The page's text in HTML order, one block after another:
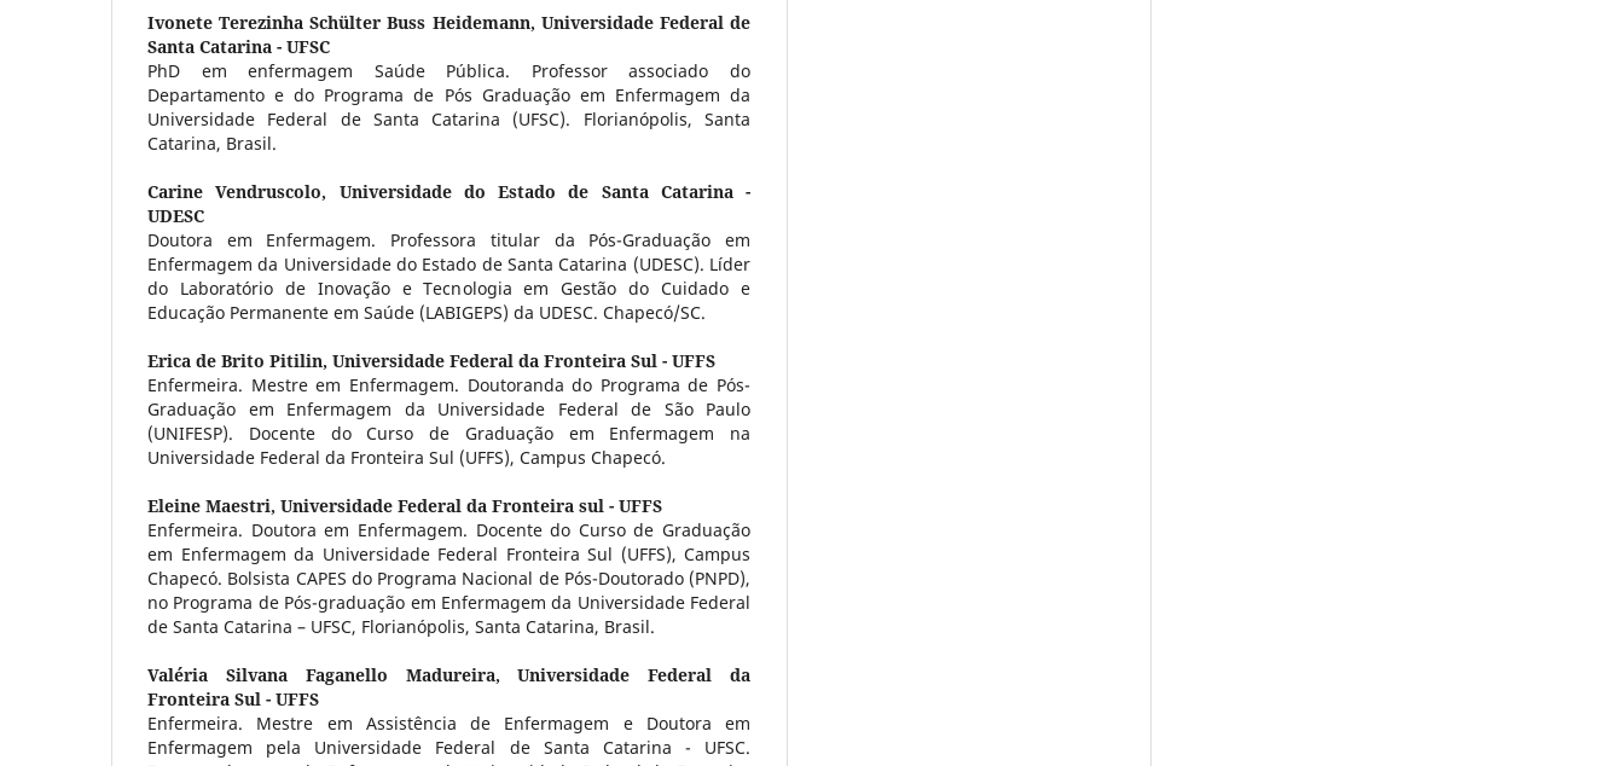
Ivonete Terezinha Schülter Buss Heidemann, Universidade Federal de
Santa Catarina - UFSC
PhD em enfermagem Saúde Pública. Professor associado do
Departamento e do Programa de Pós Graduação em Enfermagem da
Universidade Federal de Santa Catarina (UFSC). Florianópolis, Santa
Catarina, Brasil.
Carine Vendruscolo, Universidade do Estado de Santa Catarina -
UDESC
Doutora em Enfermagem. Professora titular da Pós-Graduação em
Enfermagem da Universidade do Estado de Santa Catarina (UDESC). Líder
do Laboratório de Inovação e Tecnologia em Gestão do Cuidado e
Educação Permanente em Saúde (LABIGEPS) da UDESC. Chapecó/SC.
Erica de Brito Pitilin, Universidade Federal da Fronteira Sul - UFFS
Enfermeira. Mestre em Enfermagem. Doutoranda do Programa de Pós-
Graduação em Enfermagem da Universidade Federal de São Paulo
(UNIFESP). Docente do Curso de Graduação em Enfermagem na
Universidade Federal da Fronteira Sul (UFFS), Campus Chapecó.
Eleine Maestri, Universidade Federal da Fronteira sul - UFFS
Enfermeira. Doutora em Enfermagem. Docente do Curso de Graduação
em Enfermagem da Universidade Federal Fronteira Sul (UFFS), Campus
Chapecó. Bolsista CAPES do Programa Nacional de Pós-Doutorado (PNPD),
no Programa de Pós-graduação em Enfermagem da Universidade Federal
de Santa Catarina – UFSC, Florianópolis, Santa Catarina, Brasil.
Valéria Silvana Faganello Madureira,Universidade Federal da
Fronteira Sul - UFFS
Enfermeira. Mestre em Assistência de Enfermagem e Doutora em
Enfermagem pela Universidade Federal de Santa Catarina - UFSC.